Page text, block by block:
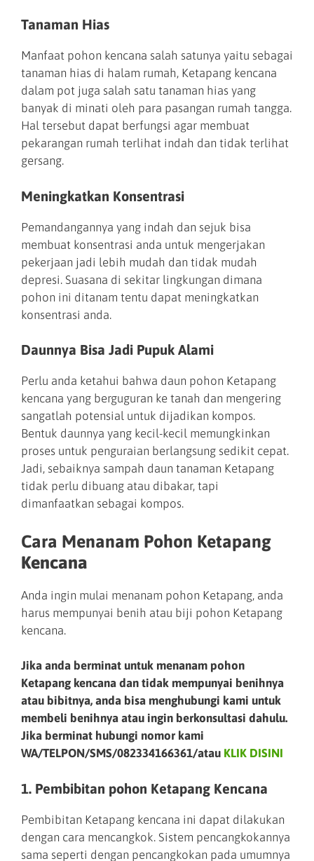
Tanaman Hias
Manfaat pohon kencana salah satunya yaitu sebagai
tanaman hias di halam rumah, Ketapang kencana
dalam pot juga salah satu tanaman hias yang
banyak di minati oleh para pasangan rumah tangga.
Hal tersebut dapat berfungsi agar membuat
pekarangan rumah terlihat indah dan tidak terlihat
gersang.
Meningkatkan Konsentrasi
Pemandangannya yang indah dan sejuk bisa
membuat konsentrasi anda untuk mengerjakan
pekerjaan jadi lebih mudah dan tidak mudah
depresi. Suasana di sekitar lingkungan dimana
pohon ini ditanam tentu dapat meningkatkan
konsentrasi anda.
Daunnya Bisa Jadi Pupuk Alami
Perlu anda ketahui bahwa daun pohon Ketapang
kencana yang berguguran ke tanah dan mengering
sangatlah potensial untuk dijadikan kompos.
Bentuk daunnya yang kecil-kecil memungkinkan
proses untuk penguraian berlangsung sedikit cepat.
Jadi, sebaiknya sampah daun tanaman Ketapang
tidak perlu dibuang atau dibakar, tapi
dimanfaatkan sebagai kompos.
Cara Menanam Pohon Ketapang
Kencana
Anda ingin mulai menanam pohon Ketapang, anda
harus mempunyai benih atau biji pohon Ketapang
kencana.
Jika anda berminat untuk menanam pohon
Ketapang kencana dan tidak mempunyai benihnya
atau bibitnya, anda bisa menghubungi kami untuk
membeli benihnya atau ingin berkonsultasi dahulu.
Jika berminat hubungi nomor kami
WA/TELPON/SMS/082334166361/atau KLIK DISINI
1. Pembibitan pohon Ketapang Kencana
Pembibitan Ketapang kencana ini dapat dilakukan
dengan cara mencangkok. Sistem pencangkokannya
sama seperti dengan pencangkokan pada umumnya